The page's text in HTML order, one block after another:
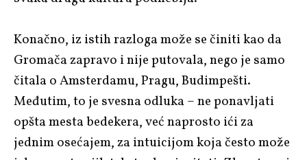
Konačno, iz istih razloga može se činiti kao da
Gromača zapravo i nije putovala, nego je samo
čitala o Amsterdamu, Pragu, Budimpešti.
Međutim, to je svesna odluka – ne ponavljati
opšta mesta bedekera, već naprosto ići za
jednim osećajem, za intuicijom koja često može